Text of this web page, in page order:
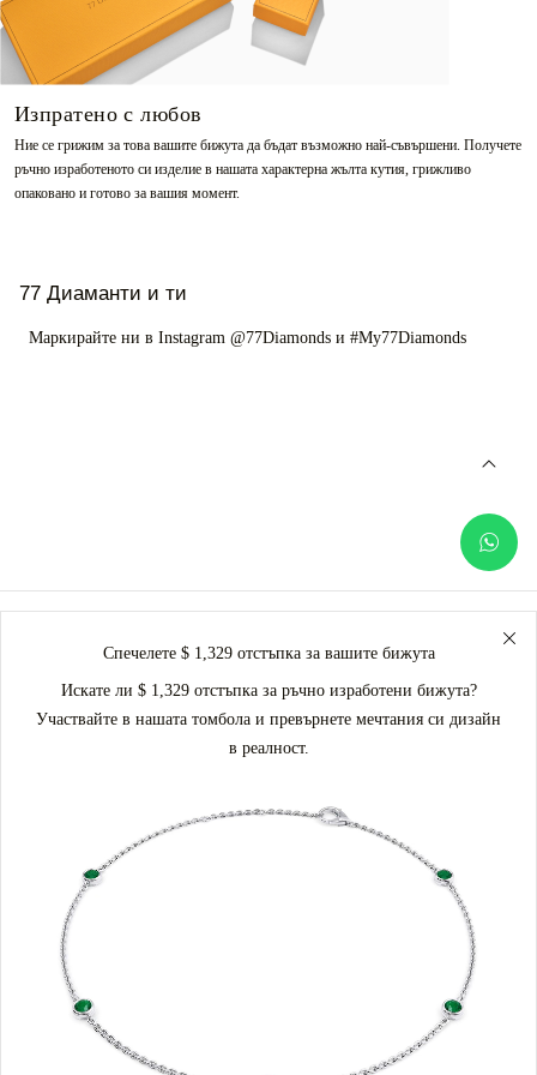
Изпратено с любов
Ние се грижим за това вашите бижута да бъдат възможно най-съвършени. Получете
ръчно изработеното си изделие в нашата характерна жълта кутия, грижливо
опаковано и готово за вашия момент.
77 Диаманти и ти
Маркирайте ни в Instagram @77Diamonds и #My77Diamonds
Спечелете $ 1,329 отстъпка за вашите бижута
Искате ли $ 1,329 отстъпка за ръчно изработени бижута?
Участвайте в нашата томбола и превърнете мечтания си дизайн
в реалност.